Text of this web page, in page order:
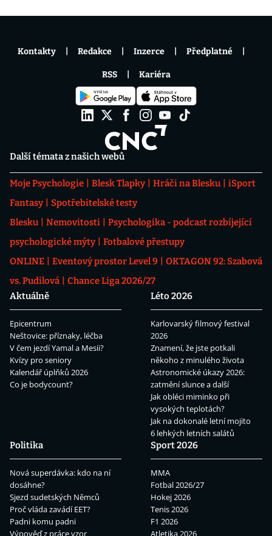
Další témata z našich webů
Moje Psychologie Blesk Tlapky Hráči na Blesku
iSport
Fantasy
Spotřebitelské testy
Blesku
Nemovitosti
Psychologika - podcast rozbíjející
psychologické mýty
Fotbalové přestupy
ONLINE
Eventový prostor Level 9
OKTAGON 92: Szabová
vs. Pudilová
Chance Liga 2026/27
Aktuálně
Epicentrum
Neštovice: příznaky, léčba
V čem jezdí Yamal a Mesii?
Kvízy pro seniory
Kalendář úplňků 2026
Co je bodycount?
Léto 2026
Karlovarský filmový festival
2026
Znamení, že jste potkali
někoho z minulého života
Astronomické úkazy 2026:
zatmění slunce a další
Jak obléci miminko při
vysokých teplotách?
Jak na dokonalé letní mojito
6 lehkých letních salátů
Politika
Nová superdávka: kdo na ní
dosáhne?
Sjezd sudetských Němců
Proč vláda zavádí EET?
Padni komu padni
Výpověď z práce vzor
Sport 2026
MMA
Fotbal 2026/27
Hokej 2026
Tenis 2026
F1 2026
Atletika 2026
Kontakty Redakce Inzerce Předplatné
RSS Kariéra